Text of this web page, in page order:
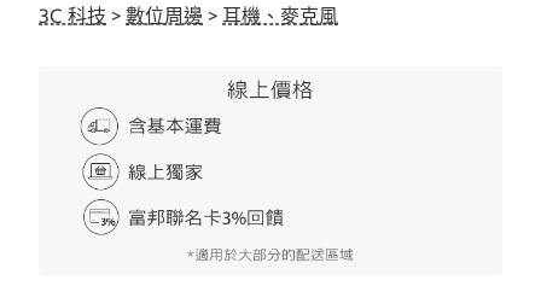
3C 科技 > 數位周邊 > 耳機、麥克風